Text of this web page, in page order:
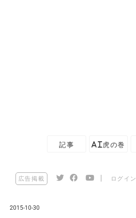
記事 AI虎の巻
広告掲載 ログイン
2015-10-30